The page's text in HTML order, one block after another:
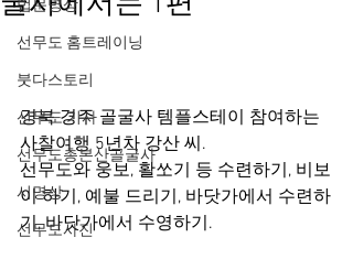
법문명상
선무도 홈트레이닝
붓다스토리
선무도 기사
선무도총본산골굴사
시명상
선무도사진
경북 경주 골굴사 템플스테이 참여하는
사찰여행 5년차 강산 씨.
선무도와 웅보, 활쏘기 등 수련하기, 비보
이 하기, 예불 드리기, 바닷가에서 수련하
기, 바닷가에서 수영하기.